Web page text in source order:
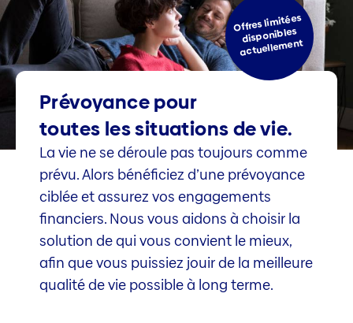
Offres limitées
disponibles
actuellement
Prévoyance pour
toutes les situations de vie.
La vie ne se déroule pas toujours comme
prévu. Alors bénéficiez d’une prévoyance
ciblée et assurez vos engagements
financiers. Nous vous aidons à choisir la
solution de qui vous convient le mieux,
afin que vous puissiez jouir de la meilleure
qualité de vie possible à long terme.